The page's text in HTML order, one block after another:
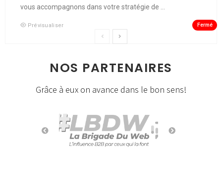
vous accompagnons dans votre stratégie de ...
Prévisualiser Fermé
NOS PARTENAIRES
Grâce à eux on avance dans le bon sens!